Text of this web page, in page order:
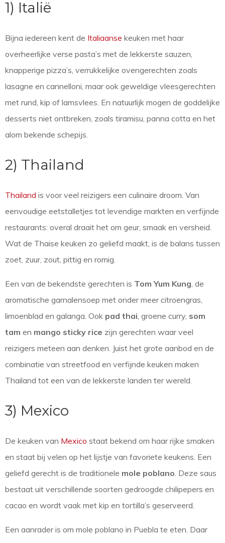
1) Italië
Bijna iedereen kent de Italiaanse keuken met haar
overheerlijke verse pasta’s met de lekkerste sauzen,
knapperige pizza’s, verrukkelijke ovengerechten zoals
lasagne en cannelloni, maar ook geweldige vleesgerechten
met rund, kip of lamsvlees. En natuurlijk mogen de goddelijke
desserts niet ontbreken, zoals tiramisu, panna cotta en het
alom bekende schepijs.
2) Thailand
Thailand is voor veel reizigers een culinaire droom. Van
eenvoudige eetstalletjes tot levendige markten en verfijnde
restaurants: overal draait het om geur, smaak en versheid.
Wat de Thaise keuken zo geliefd maakt, is de balans tussen
zoet, zuur, zout, pittig en romig.
Een van de bekendste gerechten is Tom Yum Kung, de
aromatische garnalensoep met onder meer citroengras,
limoenblad en galanga. Ook pad thai, groene curry, som
tam en mango sticky rice zijn gerechten waar veel
reizigers meteen aan denken. Juist het grote aanbod en de
combinatie van streetfood en verfijnde keuken maken
Thailand tot een van de lekkerste landen ter wereld.
3) Mexico
De keuken van Mexico staat bekend om haar rijke smaken
en staat bij velen op het lijstje van favoriete keukens. Een
geliefd gerecht is de traditionele mole poblano. Deze saus
bestaat uit verschillende soorten gedroogde chilipepers en
cacao en wordt vaak met kip en tortilla’s geserveerd.
Een aanrader is om mole poblano in Puebla te eten. Daar